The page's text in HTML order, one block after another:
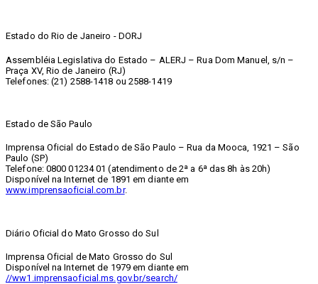
Estado do Rio de Janeiro - DORJ
Assembléia Legislativa do Estado – ALERJ – Rua Dom Manuel, s/n –
Praça XV, Rio de Janeiro (RJ)
Telefones: (21) 2588-1418 ou 2588-1419
Estado de São Paulo
Imprensa Oficial do Estado de São Paulo – Rua da Mooca, 1921 – São
Paulo (SP)
Telefone: 0800 01234 01 (atendimento de 2ª a 6ª das 8h às 20h)
Disponível na Internet de 1891 em diante em
www.imprensaoficial.com.br.
Diário Oficial do Mato Grosso do Sul
Imprensa Oficial de Mato Grosso do Sul
Disponível na Internet de 1979 em diante em
//ww1.imprensaoficial.ms.gov.br/search/